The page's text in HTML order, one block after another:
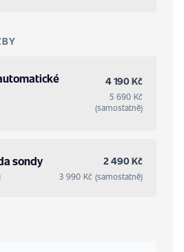
4 190 Kč
5 690 Kč
(samostatně)
sondy 2 490 Kč
3 990 Kč (samostatně)